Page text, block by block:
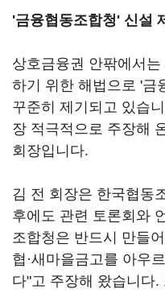
'금융협동조합청' 신설
상호금융권 안팎에서
하기 위한 해법으로 '금
꾸준히 제기되고 있습
장 적극적으로 주장해
회장입니다.
김 전 회장은 한국협동
후에도 관련 토론회와
조합청은 반드시 만들
협·새마을금고를 아우
다"고 주장해 왔습니다.